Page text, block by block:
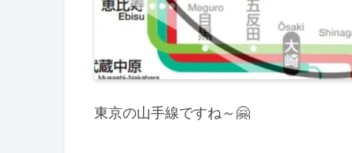
東京の山手線ですね～🤗